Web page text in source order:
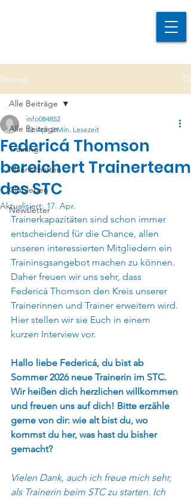
Beitrag
Alle Beiträge
Training
Mannschaften
Clubleben
Newsletter
Alle Beiträge
Federicá Thomson
bereichert Trainerteam
des STC
info084852
12. Apr. 2 Min. Lesezeit
Aktualisiert: 17. Apr.
Trainerkapazitäten sind schon immer
entscheidend für die Chance, allen
unseren interessierten Mitgliedern ein
Traininsgsangebot machen zu können.
Daher freuen wir uns sehr, dass
Federicá Thomson den Kreis unserer
Trainerinnen und Trainer erweitern wird.
Hier stellen wir sie Euch in einem
kurzen Interview vor.
Hallo liebe Federicá, du bist ab
Sommer 2026 neue Trainerin im STC.
Wir heißen dich herzlichen willkommen
und freuen uns auf dich! Bitte erzähle
gerne von dir: wie alt bist du, wo
kommst du her, was hast du bisher
gemacht?
Vielen Dank, auch ich freue mich sehr,
als Trainerin beim STC zu starten. Ich